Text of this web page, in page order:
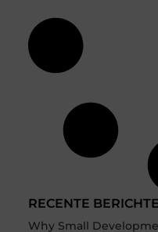
RECENTE
Why Small